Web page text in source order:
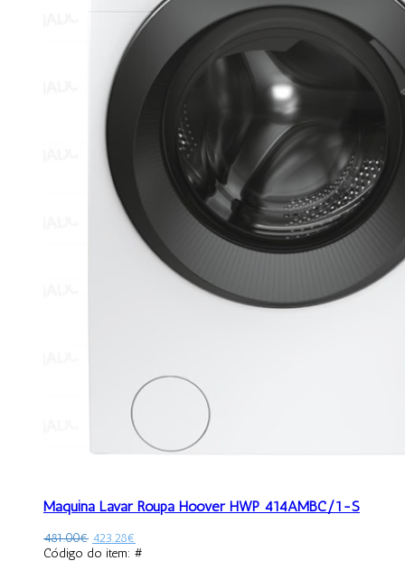
Máquina Lavar Roupa Hoover HWP 414AMBC/1-S
481.00€ 423.28€
Código do item: #